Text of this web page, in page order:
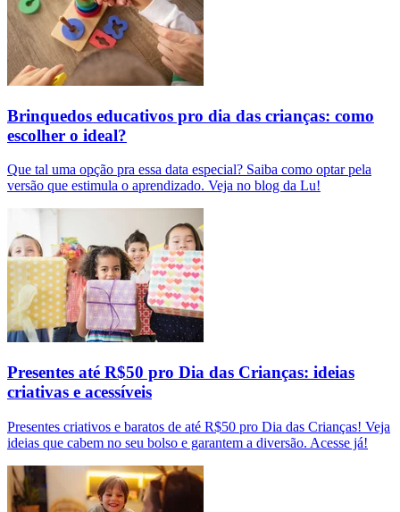
Brinquedos educativos pro dia das crianças: como
escolher o ideal?
Que tal uma opção pra essa data especial? Saiba como optar pela
versão que estimula o aprendizado. Veja no blog da Lu!
Presentes até R$50 pro Dia das Crianças: ideias
criativas e acessíveis
Presentes criativos e baratos de até R$50 pro Dia das Crianças! Veja
ideias que cabem no seu bolso e garantem a diversão. Acesse já!